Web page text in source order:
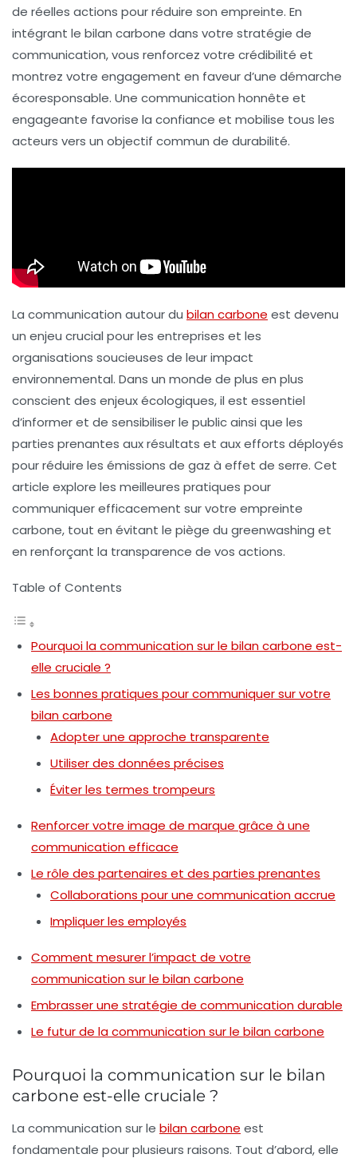
de réelles actions pour réduire son empreinte. En
intégrant le bilan carbone dans votre stratégie de
communication, vous renforcez votre crédibilité et
montrez votre engagement en faveur d’une démarche
écoresponsable. Une communication honnête et
engageante favorise la confiance et mobilise tous les
acteurs vers un objectif commun de durabilité.
La communication autour du bilan carbone est devenu
un enjeu crucial pour les entreprises et les
organisations soucieuses de leur impact
environnemental. Dans un monde de plus en plus
conscient des enjeux écologiques, il est essentiel
d’informer et de sensibiliser le public ainsi que les
parties prenantes aux résultats et aux efforts déployés
pour réduire les émissions de gaz à effet de serre. Cet
article explore les meilleures pratiques pour
communiquer efficacement sur votre empreinte
carbone, tout en évitant le piège du greenwashing et
en renforçant la transparence de vos actions.
Table of Contents
Pourquoi la communication sur le bilan carbone est-
elle cruciale ?
Les bonnes pratiques pour communiquer sur votre
bilan carbone
Adopter une approche transparente
Utiliser des données précises
Éviter les termes trompeurs
Renforcer votre image de marque grâce à une
communication efficace
Le rôle des partenaires et des parties prenantes
Collaborations pour une communication accrue
Impliquer les employés
Comment mesurer l’impact de votre
communication sur le bilan carbone
Embrasser une stratégie de communication durable
Le futur de la communication sur le bilan carbone
Pourquoi la communication sur le bilan
carbone est-elle cruciale ?
La communication sur le bilan carbone est
fondamentale pour plusieurs raisons. Tout d’abord, elle